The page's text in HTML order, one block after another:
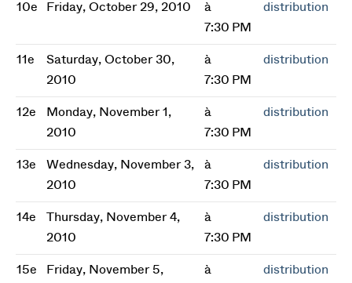
10e Friday, October 29, 2010
à
7:30 PM
distribution
11e
Saturday, October 30,
2010
à
7:30 PM
distribution
12e
Monday, November 1,
2010
à
7:30 PM
distribution
13e
Wednesday, November 3,
2010
à
7:30 PM
distribution
14e
Thursday, November 4,
2010
à
7:30 PM
distribution
15e
Friday, November 5,
à
distribution